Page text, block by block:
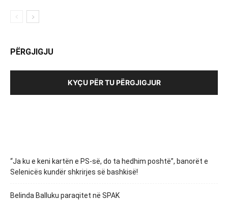
PËRGJIGJU
KYÇU PËR TU PËRGJIGJUR
“Ja ku e keni kartën e PS-së, do ta hedhim poshtë”, banorët e
Selenicës kundër shkrirjes së bashkisë!
Belinda Balluku paraqitet në SPAK